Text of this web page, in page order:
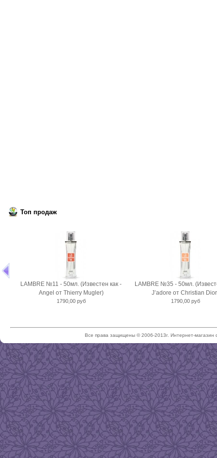
Топ продаж
LAMBRE №11 - 50мл. (Известен как -
Angel от Thierry Mugler)
1790,00 руб
LAMBRE №35 - 50мл.
J’adore от Christian
1790,00 руб
Все права защищены © 2006-2013г. Интернет-магазин